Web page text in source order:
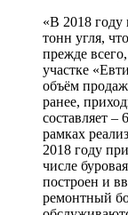
«В 2018 году
тонн угля,
прежде
участке
объём
ранее,
составляет –
рамках
2018 году
числе
построен и
ремонтный